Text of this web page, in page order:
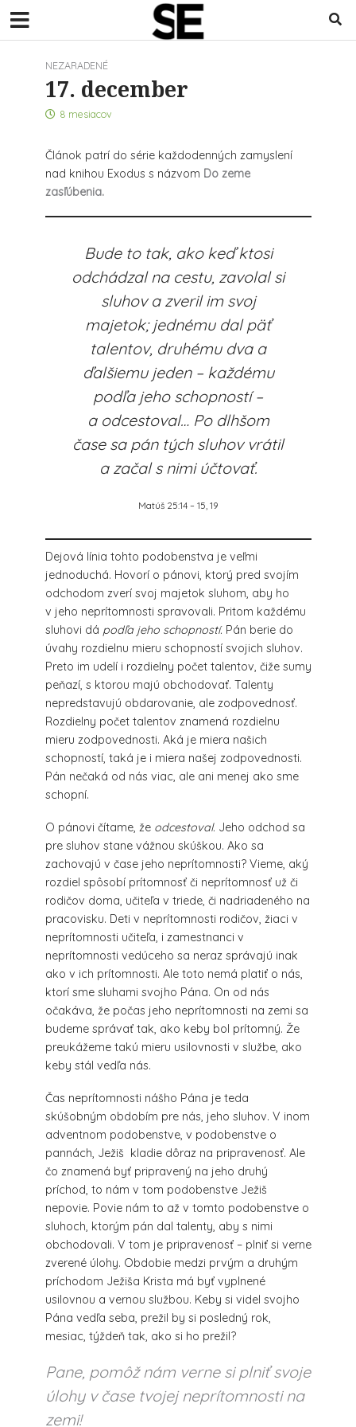
NEZARADENÉ
17. december
8 mesiacov
Článok patrí do série každodenných zamyslení
nad knihou Exodus s názvom Do zeme
zasľúbenia.
Bude to tak, ako keď ktosi
odchádzal na cestu, zavolal si
sluhov a zveril im svoj
majetok; jednému dal päť
talentov, druhému dva a
ďalšiemu jeden – každému
podľa jeho schopností –
a odcestoval… Po dlhšom
čase sa pán tých sluhov vrátil
a začal s nimi účtovať.
Matúš 25:14 – 15, 19
Dejová línia tohto podobenstva je veľmi
jednoduchá. Hovorí o pánovi, ktorý pred svojím
odchodom zverí svoj majetok sluhom, aby ho
v jeho neprítomnosti spravovali. Pritom každému
sluhovi dá podľa jeho schopností.Pán berie do
úvahy rozdielnu mieru schopností svojich sluhov.
Preto im udelí i rozdielny počet talentov, čiže sumy
peňazí, s ktorou majú obchodovať. Talenty
nepredstavujú obdarovanie, ale zodpovednosť.
Rozdielny počet talentov znamená rozdielnu
mieru zodpovednosti. Aká je miera našich
schopností, taká je i miera našej zodpovednosti.
Pán nečaká od nás viac, ale ani menej ako sme
schopní.
O pánovi čítame, že odcestoval. Jeho odchod sa
pre sluhov stane vážnou skúškou. Ako sa
zachovajú v čase jeho neprítomnosti? Vieme, aký
rozdiel spôsobí prítomnosť či neprítomnosť už či
rodičov doma, učiteľa v triede, či nadriadeného na
pracovisku. Deti v neprítomnosti rodičov, žiaci v
neprítomnosti učiteľa, i zamestnanci v
neprítomnosti vedúceho sa neraz správajú inak
ako v ich prítomnosti. Ale toto nemá platiť o nás,
ktorí sme sluhami svojho Pána. On od nás
očakáva, že počas jeho neprítomnosti na zemi sa
budeme správať tak, ako keby bol prítomný. Že
preukážeme takú mieru usilovnosti v službe, ako
keby stál vedľa nás.
Čas neprítomnosti nášho Pána je teda
skúšobným obdobím pre nás, jeho sluhov. V inom
adventnom podobenstve, v podobenstve o
pannách, Ježiš kladie dôraz na pripravenosť. Ale
čo znamená byť pripravený na jeho druhý
príchod, to nám v tom podobenstve Ježiš
nepovie. Povie nám to až v tomto podobenstve o
sluhoch, ktorým pán dal talenty, aby s nimi
obchodovali. V tom je pripravenosť – plniť si verne
zverené úlohy. Obdobie medzi prvým a druhým
príchodom Ježiša Krista má byť vyplnené
usilovnou a vernou službou. Keby si videl svojho
Pána vedľa seba, prežil by si posledný rok,
mesiac, týždeň tak, ako si ho prežil?
Pane, pomôž nám verne si plniť svoje
úlohy v čase tvojej neprítomnosti na
zemi!